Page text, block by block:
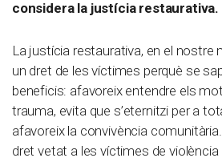
considera la justícia restaurativa.
La justícia restaurativa, en el nostre
un dret de les víctimes perquè se
beneficis: afavoreix entendre els
trauma, evita que s’eternitzi per a
afavoreix la convivència
dret vetat a les víctimes de